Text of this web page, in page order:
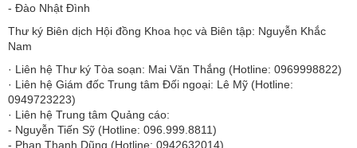
- Đào Nhật Đình
Thư ký Biên dịch Hội đồng Khoa học và Biên tập: Nguyễn Khắc
Nam
· Liên hệ Thư ký Tòa soạn: Mai Văn Thắng (Hotline: 0969998822)
· Liên hệ Giám đốc Trung tâm Đối ngoại: Lê Mỹ (Hotline:
0949723223)
· Liên hệ Trung tâm Quảng cáo:
- Nguyễn Tiến Sỹ (Hotline: 096.999.8811)
- Phan Thanh Dũng (Hotline: 0942632014)